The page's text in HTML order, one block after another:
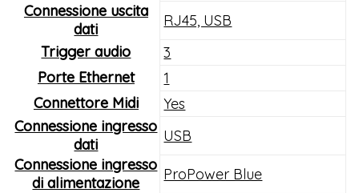
Connessione uscita
dati
RJ45, USB
Trigger audio
3
Porte Ethernet
1
Connettore Midi
Yes
Connessione ingresso
dati
USB
Connessione ingresso
di alimentazione
ProPower Blue